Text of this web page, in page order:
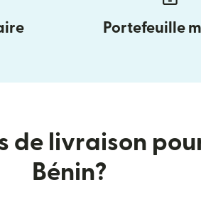
Portefeuille
de livraison
Bénin?